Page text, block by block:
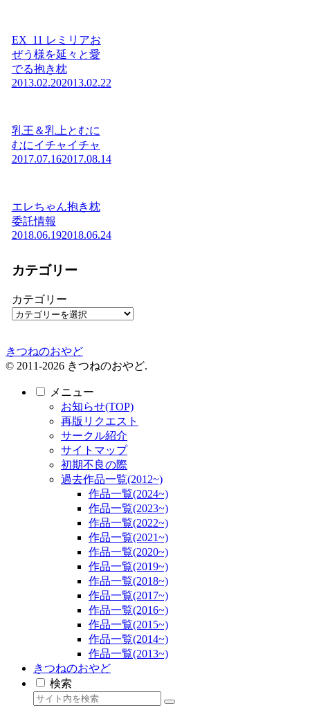
EX_11 レミリアお
ぜう様を延々と愛
でる抱き枕
2013.02.202013.02.22
乳王＆乳上とむに
むにイチャイチャ
2017.07.162017.08.14
エレちゃん抱き枕
委託情報
2018.06.192018.06.24
カテゴリー
カテゴリー
きつねのおやど
© 2011-2026 きつねのおやど.
メニュー
お知らせ(TOP)
再版リクエスト
サークル紹介
サイトマップ
初期不良の際
過去作品一覧(2012~)
作品一覧(2024~)
作品一覧(2023~)
作品一覧(2022~)
作品一覧(2021~)
作品一覧(2020~)
作品一覧(2019~)
作品一覧(2018~)
作品一覧(2017~)
作品一覧(2016~)
作品一覧(2015~)
作品一覧(2014~)
作品一覧(2013~)
きつねのおやど
検索